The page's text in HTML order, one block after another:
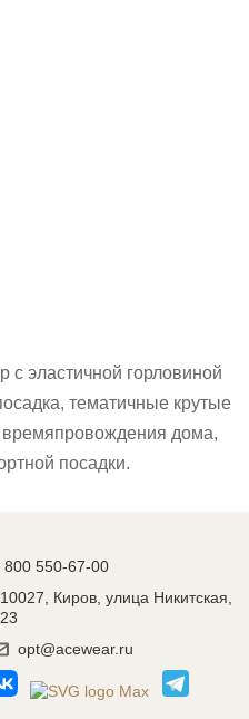
эластичной горловиной
тематичные крутые
времяпровождения дома,
посадки.
800 550-67-00
Киров, улица Никитская,
opt@acewear.ru